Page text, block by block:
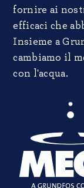
fornire ai
efficaci che
Insieme a
cambiamo il
con l'acqua.